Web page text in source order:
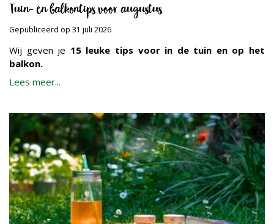
Tuin- en balkontips voor augustus
Gepubliceerd op 31 juli 2026
Wij geven je 15 leuke tips voor in de tuin en op het
balkon.
Lees meer...